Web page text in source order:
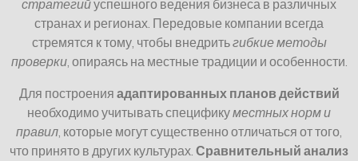
стратегийуспешного ведения бизнеса в различных
странах и регионах. Передовые компании всегда
стремятся к тому, чтобы внедритьгибкие методы
проверки, опираясь на местные традиции и особенности.
Для построения адаптированных планов действий
необходимо учитывать спецификуместных норм и
правил, которые могут существенно отличаться от того,
что принято в других культурах. Сравнительный анализ